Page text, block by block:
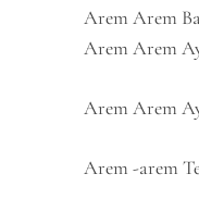
Arem Arem
Arem Arem
Arem Arem
Arem -arem